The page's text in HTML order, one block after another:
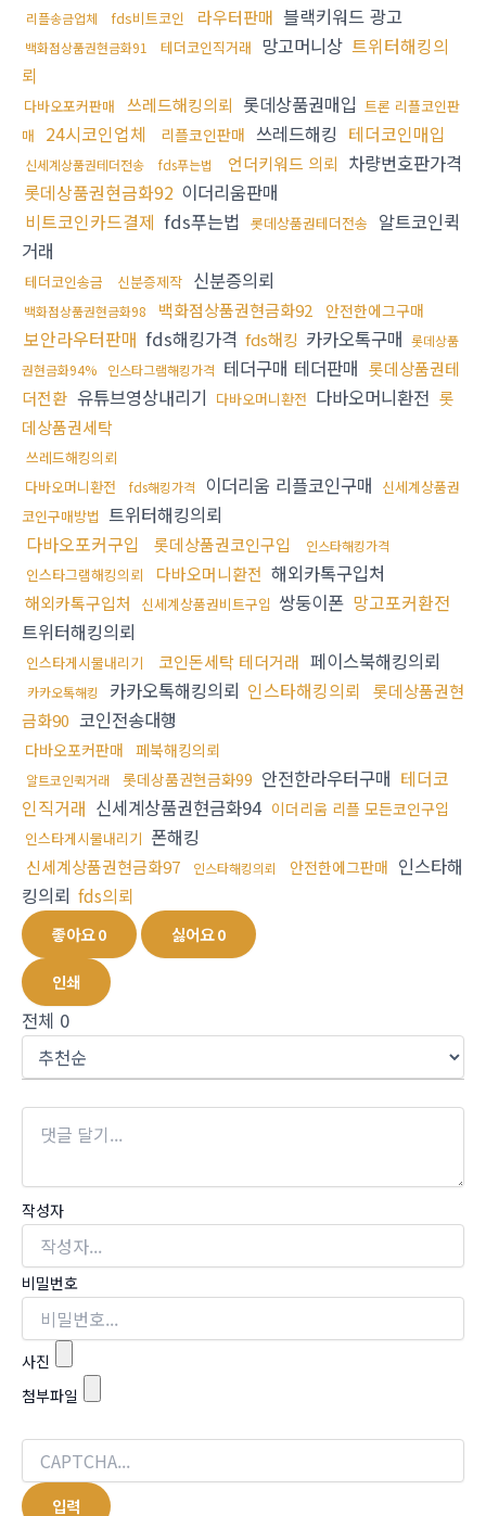
리플송금업체 fds비트코인 라우터판매 블랙키워드 광고
백화점상품권현금화91 테더코인직거래 망고머니상 트위터해킹의
뢰
다바오포커판매 쓰레드해킹의뢰 롯데상품권매입 트론 리플코인판
매
24시코인업체 리플코인판매 쓰레드해킹 테더코인매입
신세계상품권테더전송 fds푸는법 언더키워드 의뢰 차량번호판가격
롯데상품권현금화92 이더리움판매
비트코인카드결제 fds푸는법 롯데상품권테더전송
알트코인퀵
거래
테더코인송금 신분증제작 신분증의뢰
백화점상품권현금화98 백화점상품권현금화92 안전한에그구매
보안라우터판매 fds해킹가격 fds해킹 카카오톡구매 롯데상품
권현금화94%
인스타그램해킹가격 테더구매 테더판매 롯데상품권테
더전환 유튜브영상내리기 다바오머니환전 다바오머니환전 롯
데상품권세탁
쓰레드해킹의뢰
다바오머니환전
fds해킹가격 이더리움 리플코인구매 신세계상품권
코인구매방법 트위터해킹의뢰
다바오포커구입
롯데상품권코인구입 인스타해킹가격
인스타그램해킹의뢰 다바오머니환전 해외카톡구입처
해외카톡구입처 신세계상품권비트구입 쌍둥이폰 망고포커환전
트위터해킹의뢰
인스타게시물내리기 코인돈세탁 테더거래 페이스북해킹의뢰
카카오톡해킹 카카오톡해킹의뢰 인스타해킹의뢰
롯데상품권현
금화90 코인전송대행
다바오포커판매 페북해킹의뢰
알트코인퀵거래 롯데상품권현금화99 안전한라우터구매 테더코
인직거래 신세계상품권현금화94 이더리움 리플 모든코인구입
인스타게시물내리기 폰해킹
신세계상품권현금화97 인스타해킹의뢰 안전한에그판매 인스타해
킹의뢰 fds의뢰
좋아요0 싫어요0
인쇄
전체 0
작성자
비밀번호
사진
첨부파일